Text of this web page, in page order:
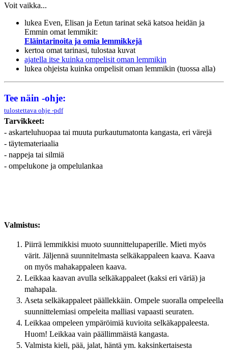
Voit vaikka...
lukea Even, Elisan ja Eetun tarinat sekä katsoa heidän ja
Emmin omat lemmikit:
Eläintarinoita ja omia lemmikkejä
kertoa omat tarinasi, tulostaa kuvat
ajatella itse kuinka ompelisit oman lemmikin
lukea ohjeista kuinka ompelisit oman lemmikin (tuossa alla)
Tee näin -ohje:
tulostettava ohje -pdf
Tarvikkeet:
- askarteluhuopaa tai muuta purkautumatonta kangasta, eri värejä
- täytemateriaalia
- nappeja tai silmiä
- ompelukone ja ompelulankaa
Valmistus:
Piirrä lemmikkisi muoto suunnittelupaperille. Mieti myös
värit. Jäljennä suunnitelmasta selkäkappaleen kaava. Kaava
on myös mahakappaleen kaava.
Leikkaa kaavan avulla selkäkappaleet (kaksi eri väriä) ja
mahapala.
Aseta selkäkappaleet päällekkäin. Ompele suoralla ompeleella
suunnittelemiasi ompeleita malliasi vapaasti seuraten.
Leikkaa ompeleen ympäröimiä kuvioita selkäkappaleesta.
Huom! Leikkaa vain päällimmäistä kangasta.
Valmista kieli, pää, jalat, häntä ym. kaksinkertaisesta